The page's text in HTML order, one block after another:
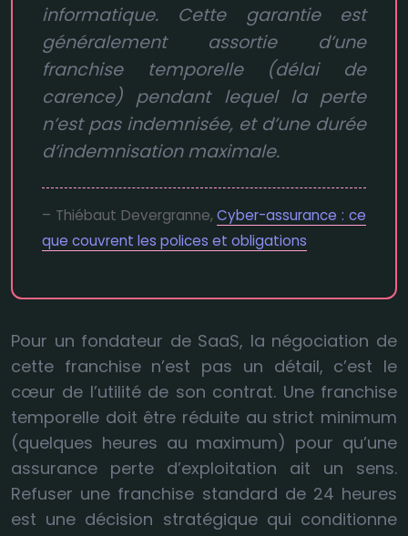
informatique. Cette garantie est
généralement assortie d’une
franchise temporelle (délai de
carence) pendant lequel la perte
n’est pas indemnisée, et d’une durée
d’indemnisation maximale.
– Thiébaut Devergranne,Cyber-assurance : ce
que couvrent les polices et obligations
Pour un fondateur de SaaS, la négociation de
cette franchise n’est pas un détail, c’est le
cœur de l’utilité de son contrat. Une franchise
temporelle doit être réduite au strict minimum
(quelques heures au maximum) pour qu’une
assurance perte d’exploitation ait un sens.
Refuser une franchise standard de 24 heures
est une décision stratégique qui conditionne